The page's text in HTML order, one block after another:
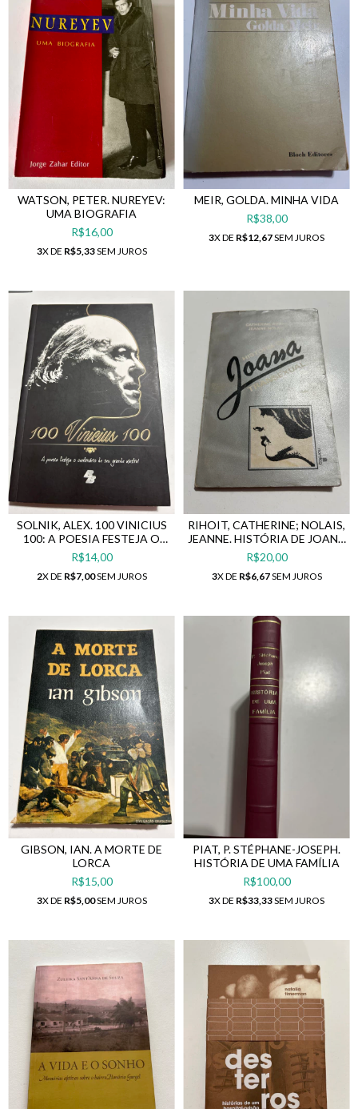
WATSON, PETER. NUREYEV:
UMA BIOGRAFIA
R$16,00
3X DE R$5,33SEM JUROS
MEIR, GOLDA. MINHA VIDA
R$38,00
3X DE R$12,67SEM JUROS
SOLNIK, ALEX. 100 VINICIUS
100: A POESIA FESTEJA O
CENTENÁRIO DE SEU
GRANDE MESTRE!
R$14,00
2X DE R$7,00SEM JUROS
RIHOIT, CATHERINE; NOLAIS,
JEANNE. HISTÓRIA DE JOANA
TRANSEXUAL
R$20,00
3X DE R$6,67SEM JUROS
GIBSON, IAN. A MORTE DE
LORCA
R$15,00
3X DE R$5,00SEM JUROS
PIAT, P. STÉPHANE-JOSEPH.
HISTÓRIA DE UMA FAMÍLIA
R$100,00
3X DE R$33,33SEM JUROS